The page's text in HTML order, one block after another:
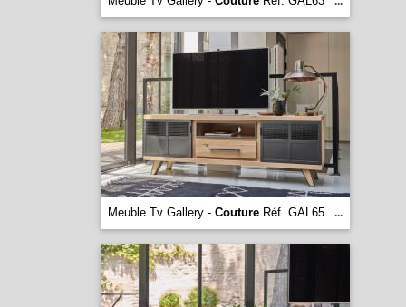
Meuble Tv Gallery - CoutureRéf. GAL65 ...